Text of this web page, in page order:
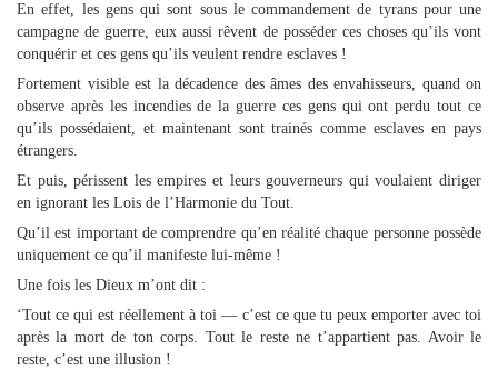
En effet, les gens qui sont sous le commandement de tyrans pour une
campagne de guerre, eux aussi rêvent de posséder ces choses qu’ils vont
conquérir et ces gens qu’ils veulent rendre esclaves !
Fortement visible est la décadence des âmes des envahisseurs, quand on
observe après les incendies de la guerre ces gens qui ont perdu tout ce
qu’ils possédaient, et maintenant sont trainés comme esclaves en pays
étrangers.
Et puis, périssent les empires et leurs gouverneurs qui voulaient diriger
en ignorant les Lois de l’Harmonie du Tout.
Qu’il est important de comprendre qu’en réalité chaque personne possède
uniquement ce qu’il manifeste lui-même !
Une fois les Dieux m’ont dit :
‘Tout ce qui est réellement à toi — c’est ce que tu peux emporter avec toi
après la mort de ton corps. Tout le reste ne t’appartient pas. Avoir le
reste, c’est une illusion !